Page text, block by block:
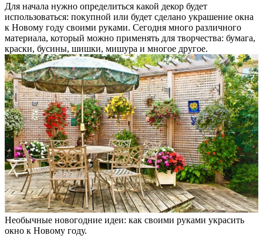
Для начала нужно определиться какой декор будет
использоваться: покупной или будет сделано украшение окна
к Новому году своими руками. Сегодня много различного
материала, который можно применять для творчества: бумага,
краски, бусины, шишки, мишура и многое другое.
Необычные новогодние идеи: как своими руками украсить
окно к Новому году.